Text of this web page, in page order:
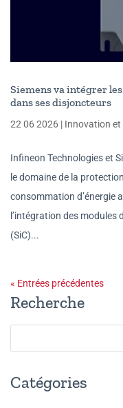
Siemens va intégrer
dans ses disjoncteurs
22 06 2026 | Innovation
Infineon Technologies et
le domaine de la
consommation d’énergie
l’intégration des modules
(SiC)...
« Entrées précédentes
Recherche
Catégories